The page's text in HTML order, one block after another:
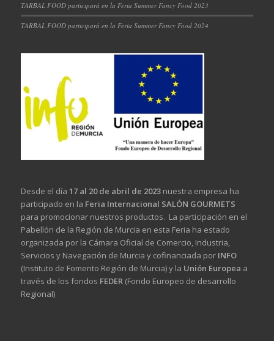
TARBAL FOOD participará en la Feria Summer Fancy Food 2023
TARBAL FOOD participará en la Feria Summer Fancy Food 2024
Desde el día 17 al 20 de abril de 2023nuestra empresa ha
participado en la Feria Internacional SALÓN GOURMETS
para promocionar nuestros productos. La participación en el
Pabellón de la Región de Murcia en esta Feria ha estado
organizada por la Cámara Oficial de Comercio, Industria,
Servicios y Navegación de Murcia y cofinanciada por INFO
(Instituto de Fomento Región de Murcia) y la Unión Europea a
través de los fondos FEDER(Fondo Europeo de desarrollo
Regional)